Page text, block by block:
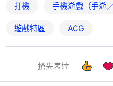
打機 手機遊戲（手遊
遊戲特區 ACG
搶先表達